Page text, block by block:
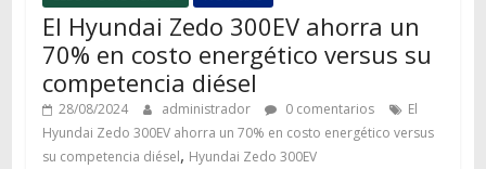
El Hyundai Zedo 300EV ahorra un
70% en costo energético versus su
competencia diésel
28/08/2024 administrador 0 comentarios
El
Hyundai Zedo 300EV ahorra un 70% en costo energético versus
su competencia diésel, Hyundai Zedo 300EV